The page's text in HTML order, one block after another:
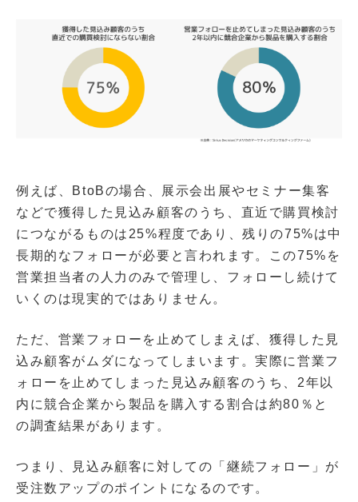
例えば、BtoBの場合、展示会出展やセミナー集客
などで獲得した見込み顧客のうち、直近で購買検討
につながるものは25%程度であり、残りの75%は中
長期的なフォローが必要と言われます。この75%を
営業担当者の人力のみで管理し、フォローし続けて
いくのは現実的ではありません。
ただ、営業フォローを止めてしまえば、獲得した見
込み顧客がムダになってしまいます。実際に営業フ
ォローを止めてしまった見込み顧客のうち、2年以
内に競合企業から製品を購入する割合は約80％と
の調査結果があります。
つまり、見込み顧客に対しての「継続フォロー」が
受注数アップのポイントになるのです。